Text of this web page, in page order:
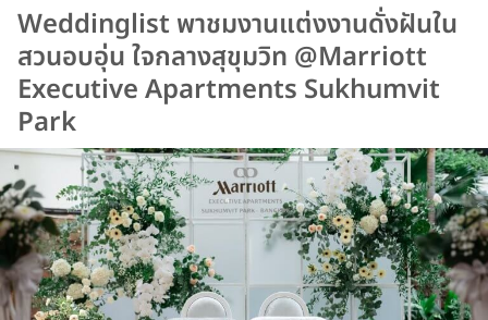
Weddinglist พาชมงานแต่งงานดั่งฝันใน
สวนอบอุ่น ใจกลางสุขุมวิท @Marriott
Executive Apartments Sukhumvit
Park